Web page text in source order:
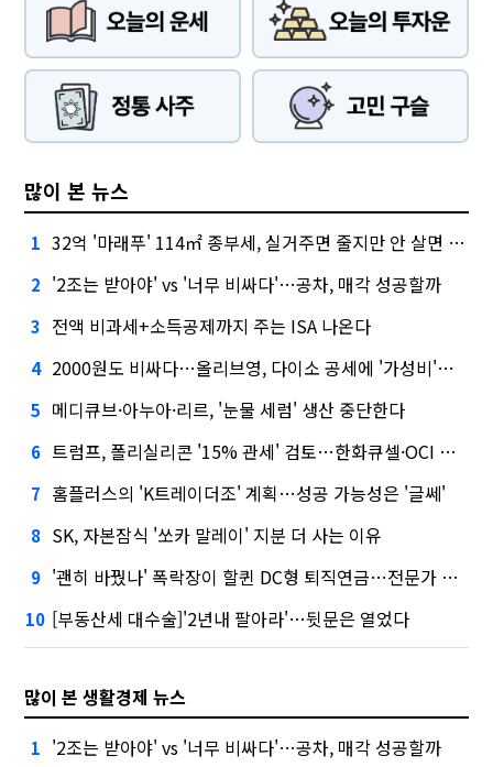
많이 본 뉴스
1 32억 '마래푸' 114㎡ 종부세, 실거주면 줄지만 안 살면 2.5배
2 '2조는 받아야' vs '너무 비싸다'…공차, 매각 성공할까
3 전액 비과세+소득공제까지 주는 ISA 나온다
4 2000원도 비싸다…올리브영, 다이소 공세에 '가성비'로 맞불
5 메디큐브·아누아·리르, '눈물 세럼' 생산 중단한다
6 트럼프, 폴리실리콘 '15% 관세' 검토…한화큐셀·OCI 영향은?
7 홈플러스의 'K트레이더조' 계획…성공 가능성은 '글쎄'
8 SK, 자본잠식 '쏘카 말레이' 지분 더 사는 이유
9 '괜히 바꿨나' 폭락장이 할퀸 DC형 퇴직연금…전문가 조언은
10 [부동산세 대수술]'2년내 팔아라'…뒷문은 열었다
많이 본 생활경제 뉴스
1 '2조는 받아야' vs '너무 비싸다'…공차, 매각 성공할까